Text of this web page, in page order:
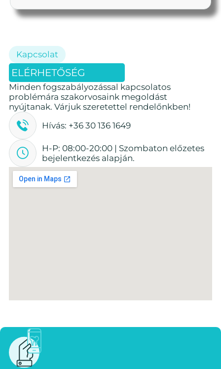
Kapcsolat
ELÉRHETŐSÉG
Minden fogszabályozással kapcsolatos
problémára szakorvosaink megoldást
nyújtanak. Várjuk szeretettel rendelőnkben!
Hívás: +36 30 136 1649
H-P: 08:00-20:00 | Szombaton előzetes
bejelentkezés alapján.